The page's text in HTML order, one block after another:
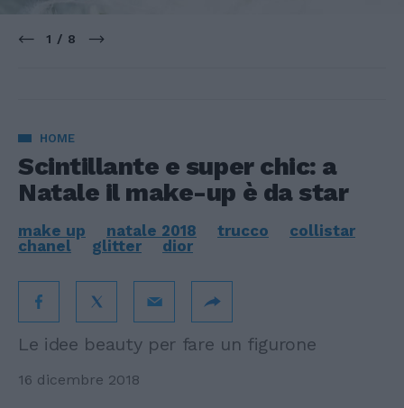
1 / 8
HOME
Scintillante e super chic: a
Natale il make-up è da star
make up natale 2018 trucco
collistar
chanel
glitter dior
Le idee beauty per fare un figurone
16 dicembre 2018